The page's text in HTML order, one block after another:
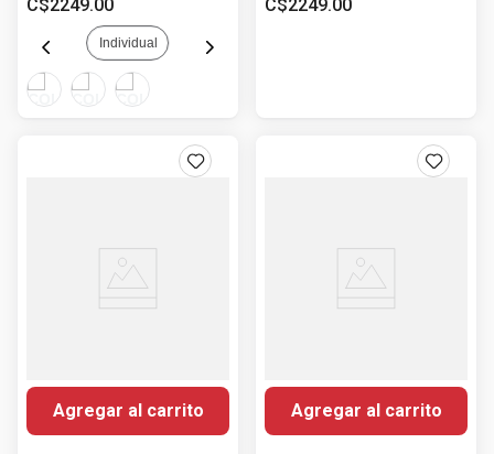
C$2249.00
Individual
C$2249.00
Agregar al carrito Agregar al carrito